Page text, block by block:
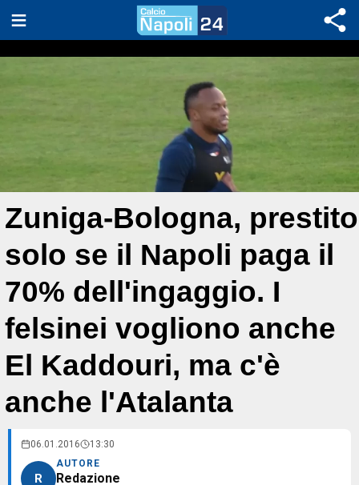
Zuniga-Bologna, prestito
solo se il Napoli paga il
70% dell'ingaggio. I
felsinei vogliono anche
El Kaddouri, ma c'è
anche l'Atalanta
06.01.2016 13:30
R
AUTORE
Redazione